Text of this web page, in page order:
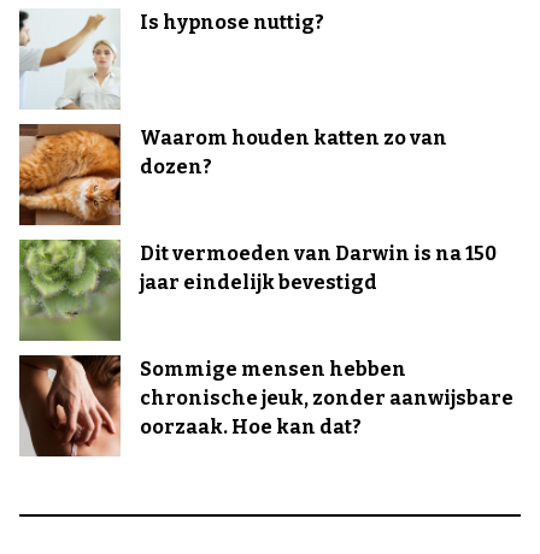
Is hypnose nuttig?
Waarom houden katten zo van
dozen?
Dit vermoeden van Darwin is na 150
jaar eindelijk bevestigd
Sommige mensen hebben
chronische jeuk, zonder aanwijsbare
oorzaak. Hoe kan dat?